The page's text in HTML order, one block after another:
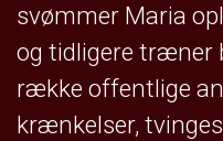
svømmer Maria
og tidligere træner
række offentlige
krænkelser,